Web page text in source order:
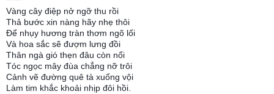
Vàng cây điệp nở ngỡ thu rồi
Thả bước xin nàng hãy nhẹ thôi
Để nhụy hương tràn thơm ngõ lối
Và hoa sắc sẽ đượm lưng đồi
Thân ngà gió thẹn đâu còn nổi
Tóc ngọc mây đùa chẳng nỡ trôi
Cảnh vẽ đường quê tà xuống vội
Làm tim khắc khoải nhịp đôi hồi.